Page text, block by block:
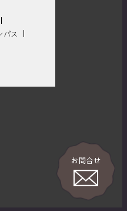
お問合せ
パス